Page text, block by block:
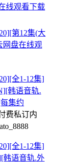
线观看下载
第12集(大
网盘在线观
全1-12集]
韩语音轨.
集约
费私订内
全1-12集]
韩语音轨.外